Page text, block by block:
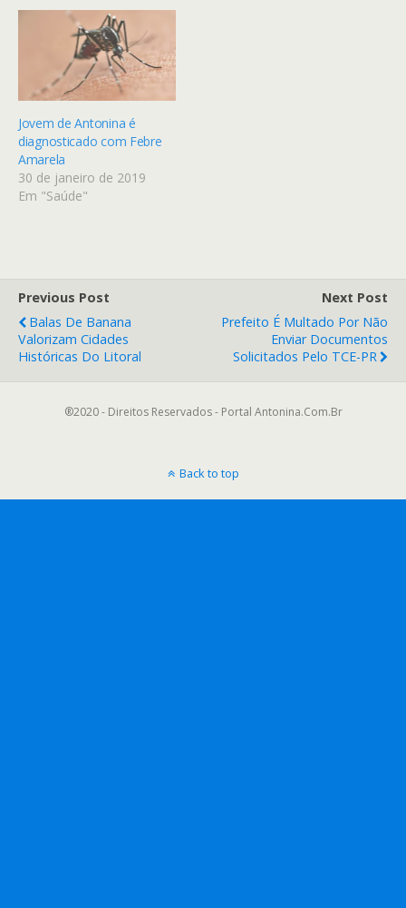
Jovem de Antonina é
diagnosticado com Febre
Amarela
30 de janeiro de 2019
Em "Saúde"
Previous Post
Balas De Banana
Valorizam Cidades
Históricas Do Litoral
Next Post
Prefeito É Multado Por Não
Enviar Documentos
Solicitados Pelo TCE-PR
®2020 - Direitos Reservados - Portal Antonina.Com.Br
Back to top